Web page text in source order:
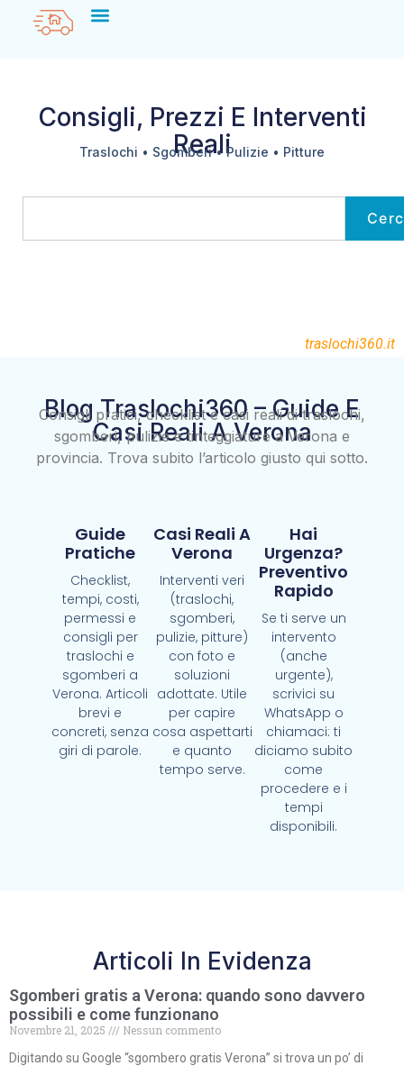
Consigli, Prezzi E Interventi
Reali
Traslochi • Sgomberi • Pulizie • Pitture
traslochi360.it
Blog Traslochi360 – Guide E
Casi Reali A Verona
Consigli pratici, checklist e casi reali di traslochi,
sgomberi, pulizie e tinteggiature a Verona e
provincia. Trova subito l’articolo giusto qui sotto.
Guide
Pratiche
Checklist,
tempi, costi,
permessi e
consigli per
traslochi e
sgomberi a
Verona. Articoli
brevi e
concreti, senza
giri di parole.
Casi Reali A
Verona
Interventi veri
(traslochi,
sgomberi,
pulizie, pitture)
con foto e
soluzioni
adottate. Utile
per capire
cosa aspettarti
e quanto
tempo serve.
Hai
Urgenza?
Preventivo
Rapido
Se ti serve un
intervento
(anche
urgente),
scrivici su
WhatsApp o
chiamaci: ti
diciamo subito
come
procedere e i
tempi
disponibili.
Articoli In Evidenza
Sgomberi gratis a Verona: quando sono davvero
possibili e come funzionano
Novembre 21, 2025
Nessun commento
Digitando su Google “sgombero gratis Verona” si trova un po’ di